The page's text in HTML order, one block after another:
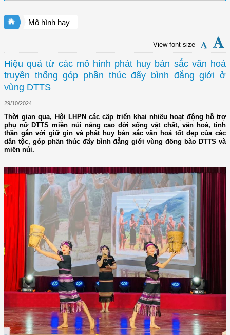
Mô hình hay
View font size
Hiệu quả từ các mô hình phát huy bản sắc văn hoá
truyền thống góp phần thúc đẩy bình đẳng giới ở
vùng DTTS
29/10/2024
Thời gian qua, Hội LHPN các cấp triển khai nhiều hoạt động hỗ trợ
phụ nữ DTTS miền núi nâng cao đời sống vật chất, văn hoá, tinh
thần gắn với giữ gìn và phát huy bản sắc văn hoá tốt đẹp của các
dân tộc, góp phần thúc đẩy bình đẳng giới vùng đồng bào DTTS và
miền núi.